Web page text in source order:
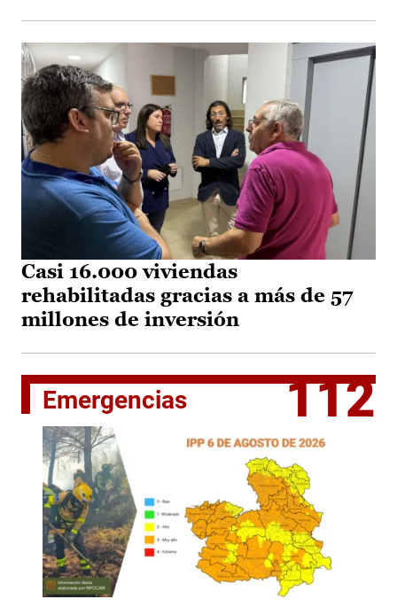
Casi 16.000 viviendas
rehabilitadas gracias a más de 57
millones de inversión
Emergencias 112